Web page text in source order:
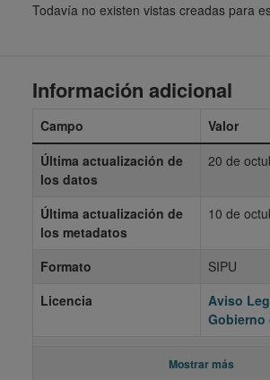
Todavía no existen vistas creadas para
Información adicional
Campo
Valor
Última actualización de
los datos
20 de
Última actualización de
los metadatos
10 de
Formato
SIPU
Licencia
Aviso
Gobierno
Mostrar más